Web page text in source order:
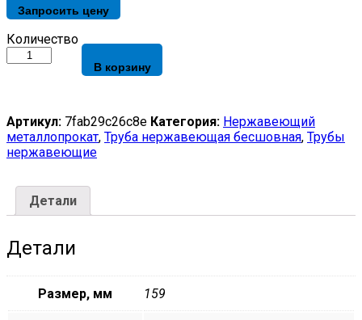
Запросить цену
Труба
нержавеющая
81,
ГОСТ
9940-
81,
22897-
мм
08Х17Н13М2Т
Количество
В корзину
Артикул: 7fab29c26c8e Категория: Нержавеющий
металлопрокат, Труба нержавеющая бесшовная, Трубы
нержавеющие
Детали
Детали
Размер, мм 159